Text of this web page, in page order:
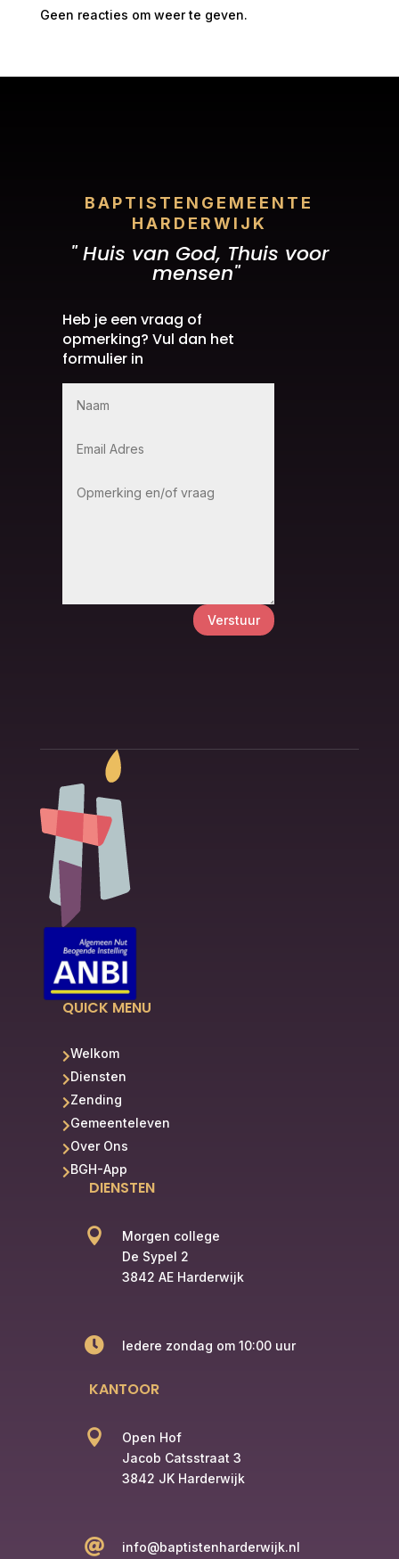
Geen reacties om weer te geven.
BAPTISTENGEMEENTE
HARDERWIJK
" Huis van God, Thuis voor
mensen"
Heb je een vraag of
opmerking? Vul dan het
formulier in
Verstuur
QUICK MENU
Welkom
Diensten
Zending
Gemeenteleven
Over Ons
BGH-App
DIENSTEN

Morgen college
De Sypel 2
3842 AE Harderwijk
 Iedere zondag om 10:00 uur
KANTOOR

Open Hof
Jacob Catsstraat 3
3842 JK Harderwijk
 info@baptistenharderwijk.nl